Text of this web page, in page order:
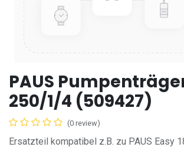
PAUS
250/1/4 (509427)
(0 review)
Ersatzteil kompatibel z.B. zu PAUS Easy